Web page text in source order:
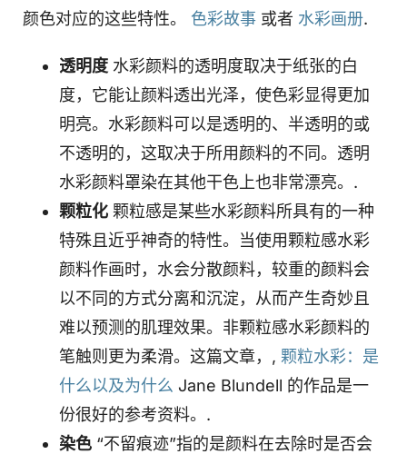
颜色对应的这些特性。 色彩故事 或者 水彩画册.
透明度 水彩颜料的透明度取决于纸张的白
度，它能让颜料透出光泽，使色彩显得更加
明亮。水彩颜料可以是透明的、半透明的或
不透明的，这取决于所用颜料的不同。透明
水彩颜料罩染在其他干色上也非常漂亮。.
颗粒化 颗粒感是某些水彩颜料所具有的一种
特殊且近乎神奇的特性。当使用颗粒感水彩
颜料作画时，水会分散颜料，较重的颜料会
以不同的方式分离和沉淀，从而产生奇妙且
难以预测的肌理效果。非颗粒感水彩颜料的
笔触则更为柔滑。这篇文章，, 颗粒水彩：是
什么以及为什么 Jane Blundell 的作品是一
份很好的参考资料。.
染色 “不留痕迹”指的是颜料在去除时是否会